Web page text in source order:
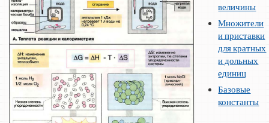
величины
Множители
и приставки
для кратных
и дольных
единиц
Базовые
константы